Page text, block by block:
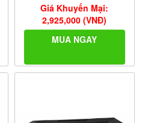
Giá Khuyến Mại:
2,925,000 (VNĐ)
MUA NGAY